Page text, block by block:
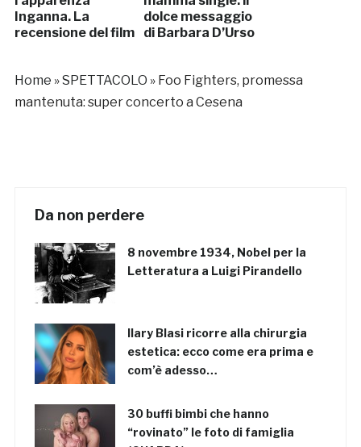
Inganna. La
recensione del film
dolce messaggio
di Barbara D’Urso
Home »SPETTACOLO » Foo Fighters, promessa
mantenuta: super concerto a Cesena
Da non perdere
8 novembre 1934, Nobel per la
Letteratura a Luigi Pirandello
Ilary Blasi ricorre alla chirurgia
estetica: ecco come era prima e
com’è adesso…
30 buffi bimbi che hanno
“rovinato” le foto di famiglia